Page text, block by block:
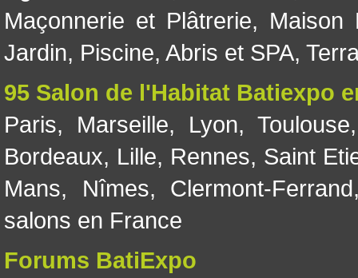
Maçonnerie et Plâtrerie, Maison
Jardin, Piscine, Abris et SPA,
95 Salon de l'Habitat Batiexpo
Paris, Marseille, Lyon, Toulouse
Bordeaux, Lille, Rennes, Saint
Mans, Nîmes, Clermont-Ferrand
salons en France
Forums BatiExpo